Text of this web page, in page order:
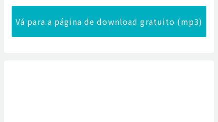
Vá para a página de download gratuito (mp3)